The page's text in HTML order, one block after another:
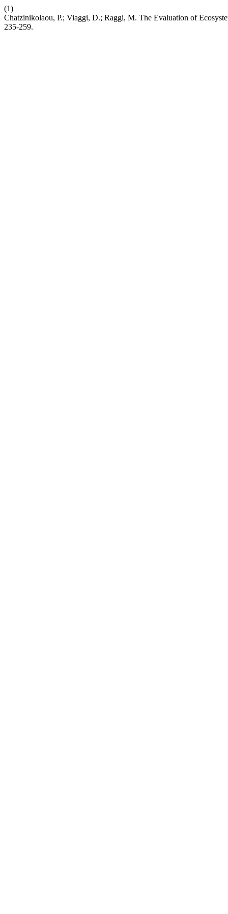
(1)
Chatzinikolaou, P.; Viaggi, D.; Raggi, M. The Evaluation of
235-259.